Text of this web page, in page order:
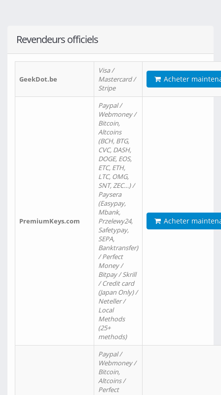
Revendeurs officiels
GeekDot.be
Visa /
Mastercard /
Stripe
Acheter
PremiumKeys.com
Paypal /
Webmoney /
Bitcoin,
Altcoins
(BCH, BTG,
CVC, DASH,
DOGE, EOS,
ETC, ETH,
LTC, OMG,
SNT, ZEC…) /
Paysera
(Easypay,
Mbank,
Przelewy24,
Safetypay,
SEPA,
Banktransfer)
/ Perfect
Money /
Bitpay / Skrill
/ Credit card
(Japan Only) /
Neteller /
Local
Methods
(25+
methods)
Acheter
Paypal /
Webmoney /
Bitcoin,
Altcoins /
Perfect